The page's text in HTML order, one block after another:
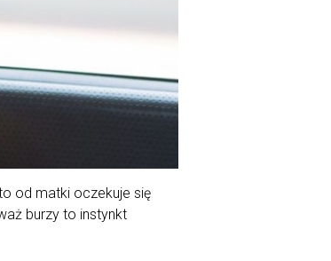
od matki oczekuje się
burzy to instynkt